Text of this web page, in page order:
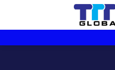
content